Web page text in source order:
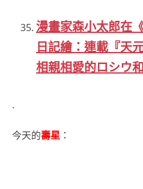
漫畫家森小太郎在
日記繪：連載『天
相親相愛的ロシウ
.
今天的壽星 ：